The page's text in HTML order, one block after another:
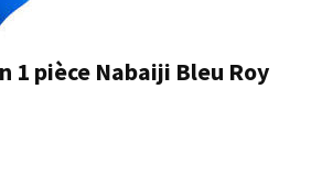
1 pièce Nabaiji Bleu Roy